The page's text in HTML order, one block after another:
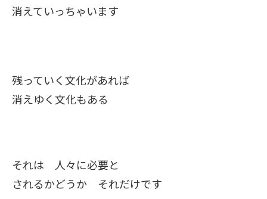
消えていっちゃいます
残っていく文化があれば
消えゆく文化もある
それは 人々に必要と
されるかどうか それだけです